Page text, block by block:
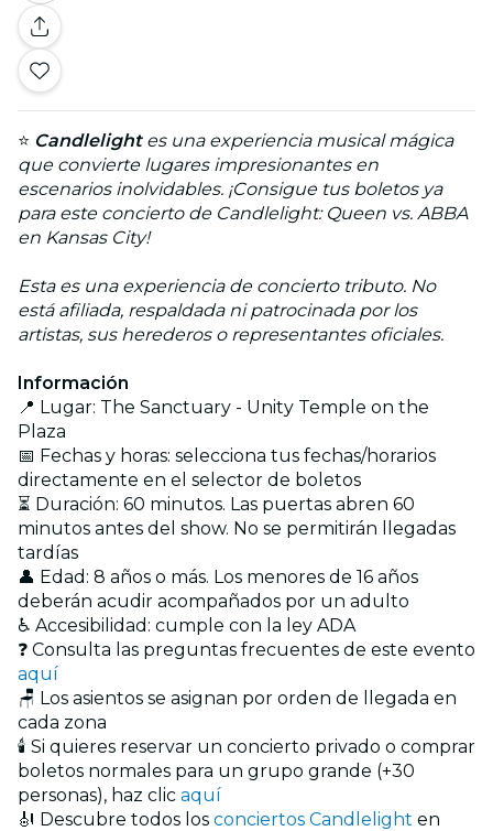
⭐ Candlelightes una experiencia musical mágica
que convierte lugares impresionantes en
escenarios inolvidables. ¡Consigue tus boletos ya
para este concierto de Candlelight: Queen vs. ABBA
en Kansas City!
Esta es una experiencia de concierto tributo. No
está afiliada, respaldada ni patrocinada por los
artistas, sus herederos o representantes oficiales.
Información
📍 Lugar: The Sanctuary - Unity Temple on the
Plaza
📅 Fechas y horas: selecciona tus fechas/horarios
directamente en el selector de boletos
⏳ Duración: 60 minutos. Las puertas abren 60
minutos antes del show. No se permitirán llegadas
tardías
👤 Edad: 8 años o más. Los menores de 16 años
deberán acudir acompañados por un adulto
♿ Accesibilidad: cumple con la ley ADA
❓ Consulta las preguntas frecuentes de este evento
aquí
🪑 Los asientos se asignan por orden de llegada en
cada zona
🕯️ Si quieres reservar un concierto privado o comprar
boletos normales para un grupo grande (+30
personas), haz clic aquí
🎻 Descubre todos los conciertos Candlelight en